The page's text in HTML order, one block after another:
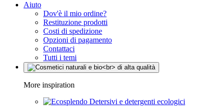
Aiuto
Dov'è il mio ordine?
Restituzione prodotti
Costi di spedizione
Opzioni di pagamento
Contattaci
Tutti i temi
More inspiration
Detersivi e detergenti ecologici